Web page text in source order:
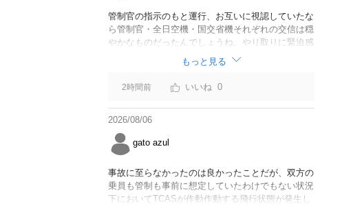
管制官の指示のもと運行、お互いに視認していたな
ら管制官・全日空機・国交省機それぞれの交信は穏
やかなものだったんでしょうね。やり取りに緊迫感
がなかったのならば今回の判断は正しいと思いま
もっと見る
2時間前 0
2026/08/06
gato azul
事故に至らなかったのは良かったことだが、双方の
乗員も管制も事前に想定していたわけでもない状況
下においてTCASが作動作動する飛行状態が発生し